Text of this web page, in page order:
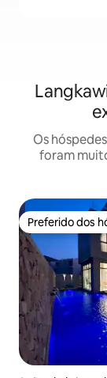
Os
foram
Preferido dos
Preferido dos